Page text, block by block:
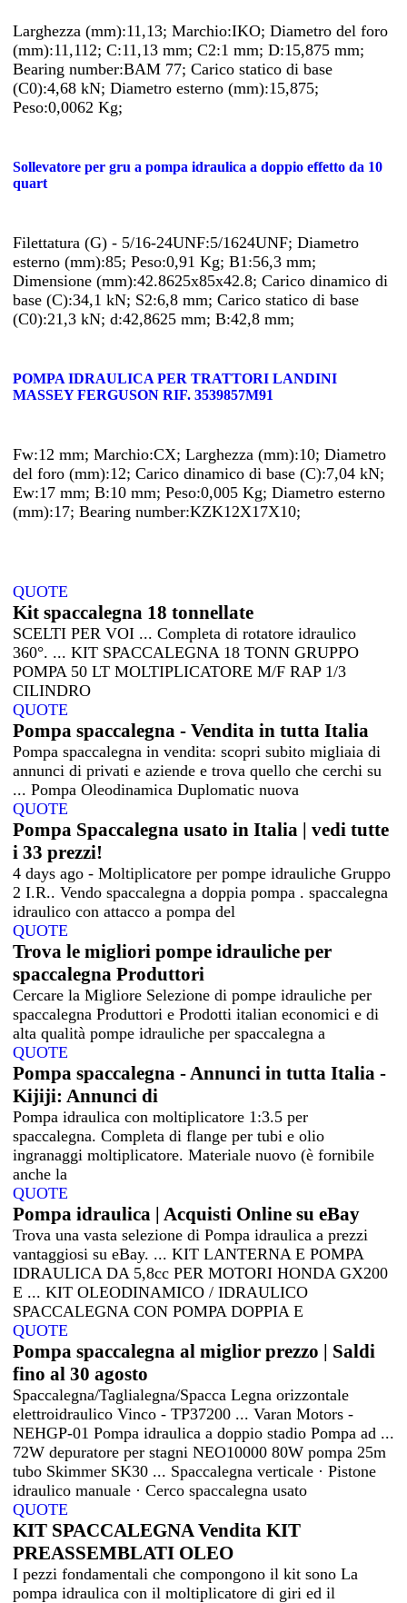
Larghezza (mm):11,13; Marchio:IKO; Diametro del foro
(mm):11,112; C:11,13 mm; C2:1 mm; D:15,875 mm;
Bearing number:BAM 77; Carico statico di base
(C0):4,68 kN; Diametro esterno (mm):15,875;
Peso:0,0062 Kg;
Sollevatore per gru a pompa idraulica a doppio effetto da 10
quart
Filettatura (G) - 5/16-24UNF:5/1624UNF; Diametro
esterno (mm):85; Peso:0,91 Kg; B1:56,3 mm;
Dimensione (mm):42.8625x85x42.8; Carico dinamico di
base (C):34,1 kN; S2:6,8 mm; Carico statico di base
(C0):21,3 kN; d:42,8625 mm; B:42,8 mm;
POMPA IDRAULICA PER TRATTORI LANDINI
MASSEY FERGUSON RIF. 3539857M91
Fw:12 mm; Marchio:CX; Larghezza (mm):10; Diametro
del foro (mm):12; Carico dinamico di base (C):7,04 kN;
Ew:17 mm; B:10 mm; Peso:0,005 Kg; Diametro esterno
(mm):17; Bearing number:KZK12X17X10;
QUOTE
Kit spaccalegna 18 tonnellate
SCELTI PER VOI ... Completa di rotatore idraulico
360°. ... KIT SPACCALEGNA 18 TONN GRUPPO
POMPA 50 LT MOLTIPLICATORE M/F RAP 1/3
CILINDRO
QUOTE
Pompa spaccalegna - Vendita in tutta Italia
Pompa spaccalegna in vendita: scopri subito migliaia di
annunci di privati e aziende e trova quello che cerchi su
... Pompa Oleodinamica Duplomatic nuova
QUOTE
Pompa Spaccalegna usato in Italia | vedi tutte
i 33 prezzi!
4 days ago - Moltiplicatore per pompe idrauliche Gruppo
2 I.R.. Vendo spaccalegna a doppia pompa . spaccalegna
idraulico con attacco a pompa del
QUOTE
Trova le migliori pompe idrauliche per
spaccalegna Produttori
Cercare la Migliore Selezione di pompe idrauliche per
spaccalegna Produttori e Prodotti italian economici e di
alta qualità pompe idrauliche per spaccalegna a
QUOTE
Pompa spaccalegna - Annunci in tutta Italia -
Kijiji: Annunci di
Pompa idraulica con moltiplicatore 1:3.5 per
spaccalegna. Completa di flange per tubi e olio
ingranaggi moltiplicatore. Materiale nuovo (è fornibile
anche la
QUOTE
Pompa idraulica | Acquisti Online su eBay
Trova una vasta selezione di Pompa idraulica a prezzi
vantaggiosi su eBay. ... KIT LANTERNA E POMPA
IDRAULICA DA 5,8cc PER MOTORI HONDA GX200
E ... KIT OLEODINAMICO / IDRAULICO
SPACCALEGNA CON POMPA DOPPIA E
QUOTE
Pompa spaccalegna al miglior prezzo | Saldi
fino al 30 agosto
Spaccalegna/Taglialegna/Spacca Legna orizzontale
elettroidraulico Vinco - TP37200 ... Varan Motors -
NEHGP-01 Pompa idraulica a doppio stadio Pompa ad ...
72W depuratore per stagni NEO10000 80W pompa 25m
tubo Skimmer SK30 ... Spaccalegna verticale · Pistone
idraulico manuale · Cerco spaccalegna usato
QUOTE
KIT SPACCALEGNA Vendita KIT
PREASSEMBLATI OLEO
I pezzi fondamentali che compongono il kit sono La
pompa idraulica con il moltiplicatore di giri ed il